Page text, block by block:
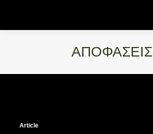
ΑΠΟΦΑΣΕΙΣ
Article